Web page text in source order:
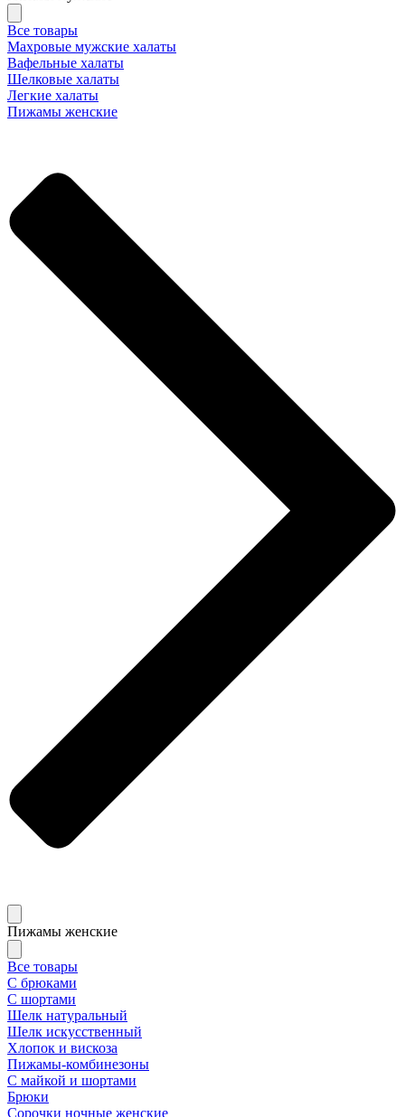
Все товары
Махровые мужские халаты
Вафельные халаты
Шелковые халаты
Легкие халаты
Пижамы женские
Пижамы женские
Все товары
С брюками
С шортами
Шелк натуральный
Шелк искусственный
Хлопок и вискоза
Пижамы-комбинезоны
С майкой и шортами
Брюки
Сорочки ночные женские